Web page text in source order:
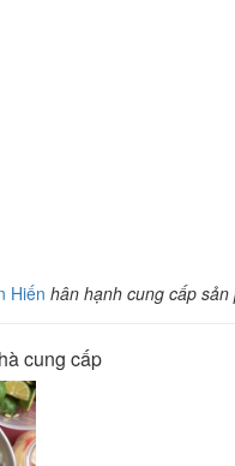
Hiến hân hạnh cung cấp sản
cung cấp